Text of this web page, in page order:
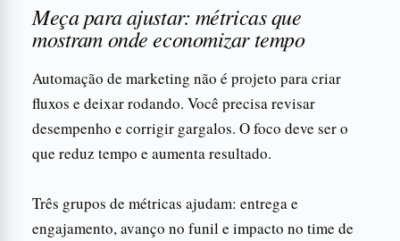
Meça para ajustar: métricas que
mostram onde economizar tempo
Automação de marketing não é projeto para criar
fluxos e deixar rodando. Você precisa revisar
desempenho e corrigir gargalos. O foco deve ser o
que reduz tempo e aumenta resultado.
Três grupos de métricas ajudam: entrega e
engajamento, avanço no funil e impacto no time de